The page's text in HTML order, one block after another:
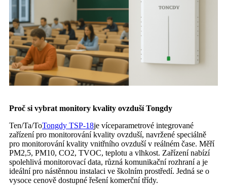
Proč si vybrat monitory kvality ovzduší Tongdy
Ten/Ta/ToTongdy TSP-18je víceparametrové integrované
zařízení pro monitorování kvality ovzduší, navržené speciálně
pro monitorování kvality vnitřního ovzduší v reálném čase. Měří
PM2,5, PM10, CO2, TVOC, teplotu a vlhkost. Zařízení nabízí
spolehlivá monitorovací data, různá komunikační rozhraní a je
ideální pro nástěnnou instalaci ve školním prostředí. Jedná se o
vysoce cenově dostupné řešení komerční třídy.